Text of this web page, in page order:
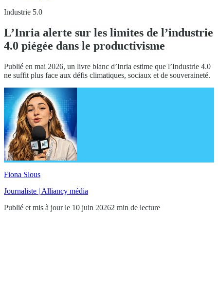
Industrie 5.0
L’Inria alerte sur les limites de l’industrie
4.0 piégée dans le productivisme
Publié en mai 2026, un livre blanc d’Inria estime que l’Industrie 4.0
ne suffit plus face aux défis climatiques, sociaux et de souveraineté.
Fiona Slous
Journaliste | Alliancy média
Publié et mis à jour le 10 juin 20262 min de lecture